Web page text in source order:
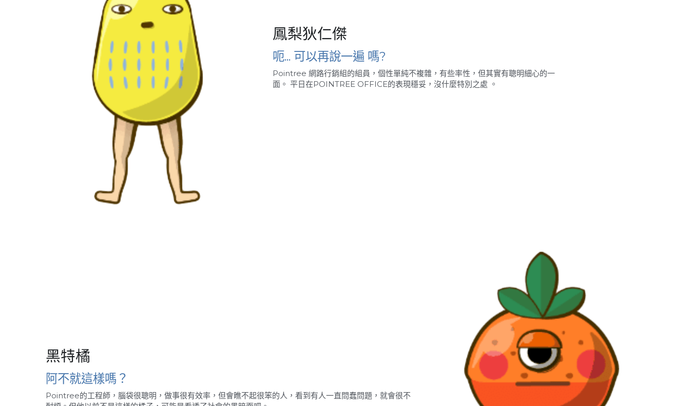
鳳梨狄仁傑
呃... 可以再說一遍 嗎?
Pointree 網路行銷組的組員，個性單純不複雜，有些率性，但其實有聰明細心的一
面。 平日在POINTREE OFFICE的表現穩妥，沒什麼特別之處 。
黑特橘
阿不就這樣嗎？
Pointree的工程師，腦袋很聰明，做事很有效率，但會瞧不起很笨的人，看到有人一直問蠢問題，就會很不